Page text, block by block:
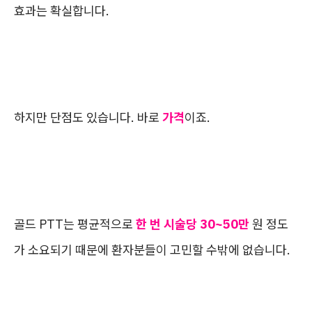
효과는 확실합니다.
하지만 단점도 있습니다. 바로 가격이죠.
골드 PTT는 평균적으로 한 번 시술당 30~50만원 정도
가 소요되기 때문에 환자분들이 고민할 수밖에 없습니다.